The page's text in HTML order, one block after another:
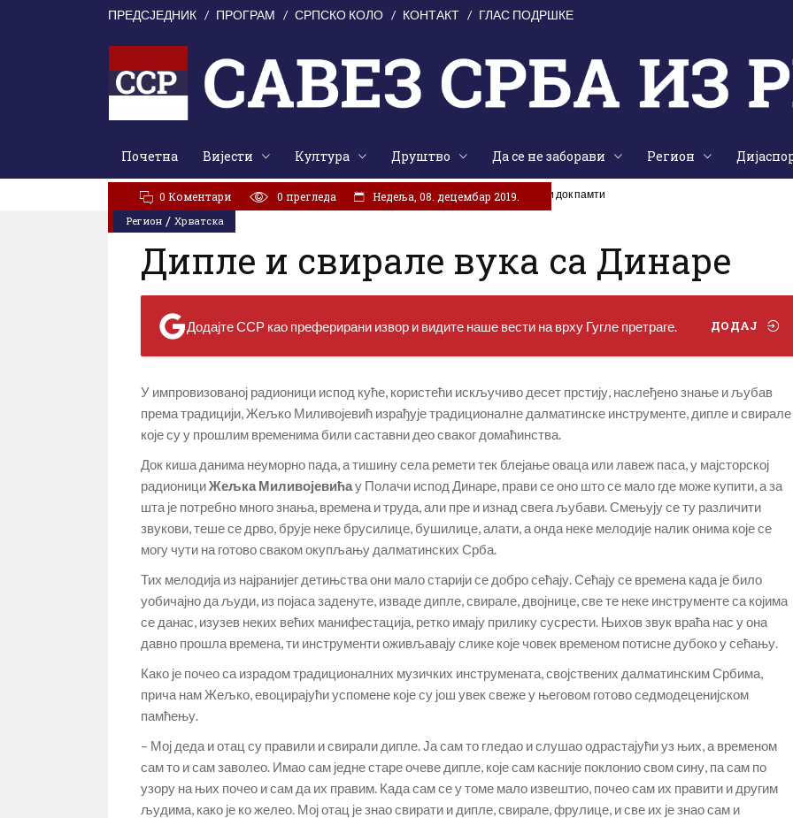
ПРЕДСЈЕДНИК ПРОГРАМ СРПСКО КОЛО КОНТАКТ ГЛАС ПОДРШКЕ
Почетна Вијести Култура Друштво Да се не заборави Регион
АКТУЕЛНО:
У Цркви Светог Марка молитвено сјећање на жртве „Олује“: Народ живи док памти
Регион / Хрватска
0 Коментари 0 прегледа Недеља, 08. децембар 2019.
Дипле и свирале вука са Динаре
Додајте ССР као преферирани извор и видите наше вести на врху Гугле претраге. ДОДАЈ
У импровизованој радионици испод куће, користећи искључиво десет прстију, наслеђено знање и љубав
према традицији, Жељко Миливојевић израђује традиционалне далматинске инструменте, дипле и свирале
које су у прошлим временима били саставни део сваког домаћинства.
Док киша данима неуморно пада, а тишину села ремети тек блејање оваца или лавеж паса, у мајсторској
радионициЖељка Миливојевићау Полачи испод Динаре, прави се оно што се мало где може купити, а за
шта је потребно много знања, времена и труда, али пре и изнад свега љубави. Смењују се ту различити
звукови, теше се дрво, брује неке брусилице, бушилице, алати, а онда неке мелодије налик онима које се
могу чути на готово сваком окупљању далматинских Срба.
Тих мелодија из најранијег детињства они мало старији се добро сећају. Сећају се времена када је било
уобичајно да људи, из појаса заденуте, изваде дипле, свирале, двојнице, све те неке инструменте са којима
се данас, изузев неких већих манифестација, ретко имају прилику сусрести. Њихов звук враћа нас у она
давно прошла времена, ти инструменти оживљавају слике које човек временом потисне дубоко у сећању.
Како је почео са израдом традиционалних музичких инструмената, својствених далматинским Србима,
прича нам Жељко, евоцирајући успомене које су још увек свеже у његовом готово седмодеценијском
памћењу.
– Мој деда и отац су правили и свирали дипле. Ја сам то гледао и слушао одрастајући уз њих, а временом
сам то и сам заволео. Имао сам једне старе очеве дипле, које сам касније поклонио свом сину, па сам по
узору на њих почео и сам да их правим. Када сам се у томе мало извештио, почео сам их правити и другим
људима, како је ко желео. Мој отац је знао свирати и дипле, свирале, фрулице, и све их је знао сам и